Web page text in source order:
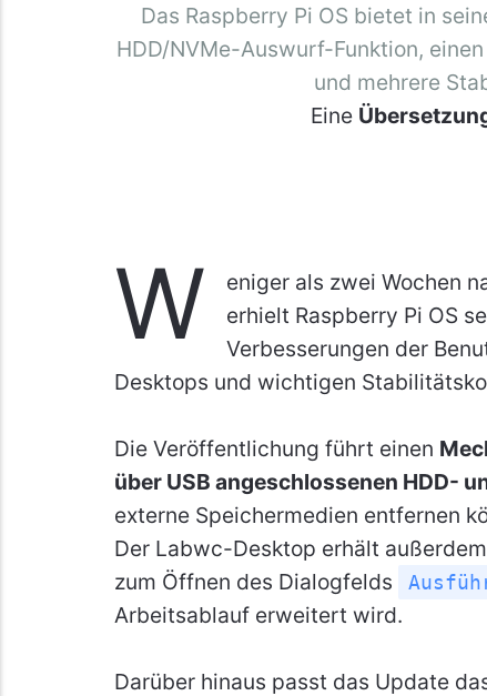
Das Raspberry Pi OS bietet in
HDD/NVMe-Auswurf-Funktion,
und mehrere
Eine
W
eniger als zwei Wochen
erhielt Raspberry Pi OS
Verbesserungen der
Desktops und wichtigen
Die Veröffentlichung führt einen
über USB angeschlossenen HDD-
externe Speichermedien entfernen
Der Labwc-Desktop erhält
zum Öffnen des Dialogfelds
Arbeitsablauf erweitert wird.
Darüber hinaus passt das Update